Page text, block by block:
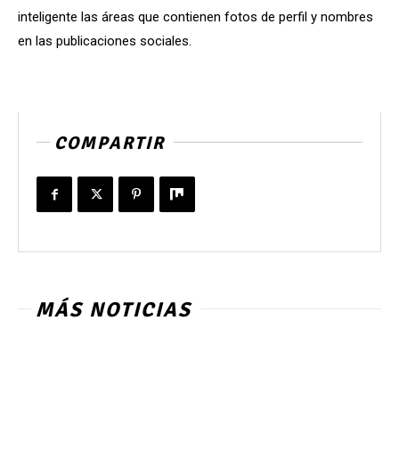
inteligente las áreas que contienen fotos de perfil y nombres
en las publicaciones sociales.
COMPARTIR
MÁS NOTICIAS